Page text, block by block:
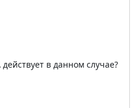
в данном случае?